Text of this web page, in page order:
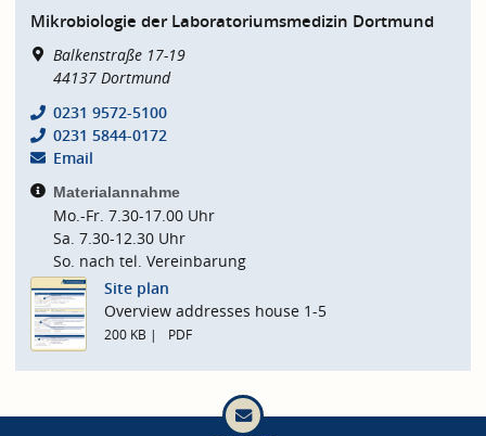
Mikrobiologie der Laboratoriumsmedizin Dortmund
Balkenstraße 17-19
44137 Dortmund
0231 9572-5100
0231 5844-0172
Email
Materialannahme
Mo.-Fr. 7.30-17.00 Uhr
Sa. 7.30-12.30 Uhr
So. nach tel. Vereinbarung
Site plan
Overview addresses house 1-5
200 KB PDF